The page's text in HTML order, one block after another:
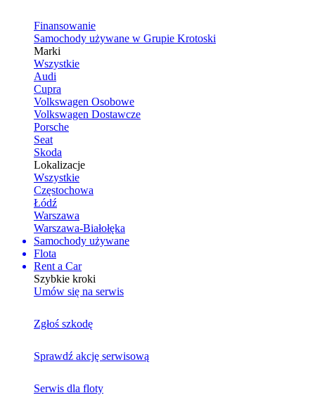
Finansowanie
Samochody używane w Grupie Krotoski
Marki
Wszystkie
Audi
Cupra
Volkswagen Osobowe
Volkswagen Dostawcze
Porsche
Seat
Skoda
Lokalizacje
Wszystkie
Częstochowa
Łódź
Warszawa
Warszawa-Białołęka
Samochody używane
Flota
Rent a Car
Szybkie kroki
Umów się na serwis
Zgłoś szkodę
Sprawdź akcję serwisową
Serwis dla floty